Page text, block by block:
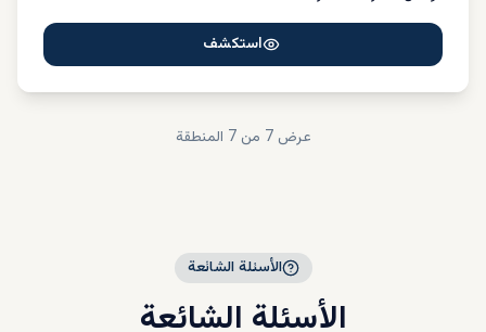
استكشف
عرض 7 من 7 المنطقة
الأسئلة الشائعة
الأسئلة الشائعة